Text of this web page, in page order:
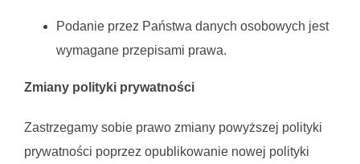
Podanie przez Państwa danych osobowych jest
wymagane przepisami prawa.
Zmiany polityki prywatności
Zastrzegamy sobie prawo zmiany powyższej polityki
prywatności poprzez opublikowanie nowej polityki